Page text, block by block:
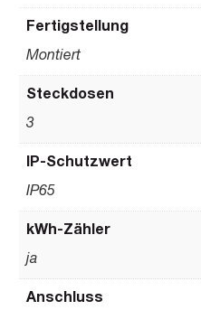
Fertigstellung
Montiert
Steckdosen
3
IP-Schutzwert
IP65
kWh-Zähler
ja
Anschluss